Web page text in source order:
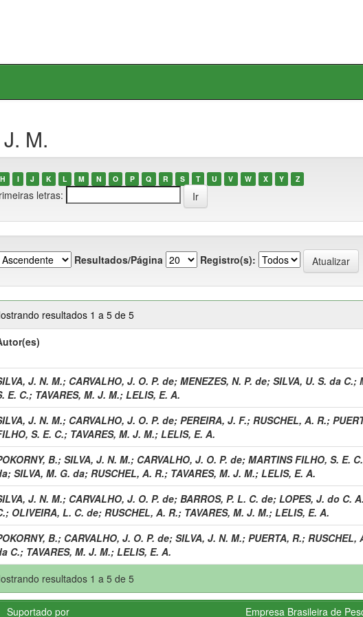
M.
H I J K L M N O P Q R S T U V W X Y Z
letras:
Resultados/Página Registro(s):
resultados 1 a 5 de 5
J. N. M.; CARVALHO, J. O. P. de; MENEZES, N. P. de; SILVA, U. S. da C.;
E. C.; TAVARES, M. J. M.; LELIS, E. A.
J. N. M.; CARVALHO, J. O. P. de; PEREIRA, J. F.; RUSCHEL, A. R.;
S. E. C.; TAVARES, M. J. M.; LELIS, E. A.
B.; SILVA, J. N. M.; CARVALHO, J. O. P. de; MARTINS FILHO, S. E. C.
; SILVA, M. G. da; RUSCHEL, A. R.; TAVARES, M. J. M.; LELIS, E. A.
J. N. M.; CARVALHO, J. O. P. de; BARROS, P. L. C. de; LOPES, J. do C. A.
; OLIVEIRA, L. C. de; RUSCHEL, A. R.; TAVARES, M. J. M.; LELIS, E. A.
B.; CARVALHO, J. O. P. de; SILVA, J. N. M.; PUERTA, R.; RUSCHEL,
C.; TAVARES, M. J. M.; LELIS, E. A.
resultados 1 a 5 de 5
Suportado por Empresa Brasileira de